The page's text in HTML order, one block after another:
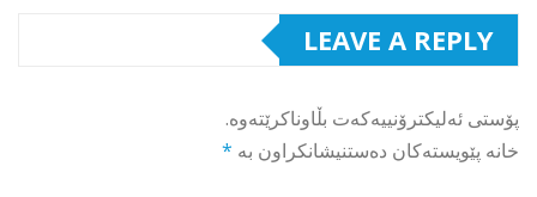
LEAVE A REPLY
پۆستی ئەلیکترۆنییەکەت بڵاوناکرێتەوە.
خانە پێویستەکان دەستنیشانکراون بە *